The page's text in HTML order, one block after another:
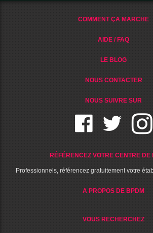
COMMENT ÇA MARCHE
AIDE / FAQ
LE BLOG
NOUS CONTACTER
NOUS SUIVRE SUR
RÉFÉRENCEZ VOTRE CENTRE DE
Professionnels, référencez gratuitement votre
A PROPOS DE BPDM
VOUS RECHERCHEZ